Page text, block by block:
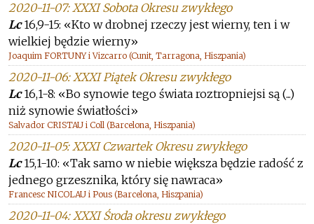
2020-11-07: XXXI Sobota Okresu zwykłego
Lc16,9-15: «Kto w drobnej rzeczy jest wierny, ten i w
wielkiej będzie wierny»
Joaquim FORTUNY i Vizcarro (Cunit, Tarragona, Hiszpania)
2020-11-06: XXXI Piątek Okresu zwykłego
Lc16,1-8: «Bo synowie tego świata roztropniejsi są (...)
niż synowie światłości»
Salvador CRISTAU i Coll (Barcelona, Hiszpania)
2020-11-05: XXXI Czwartek Okresu zwykłego
Lc15,1-10: «Tak samo w niebie większa będzie radość z
jednego grzesznika, który się nawraca»
Francesc NICOLAU i Pous (Barcelona, Hiszpania)
2020-11-04: XXXI Środa okresu zwykłego